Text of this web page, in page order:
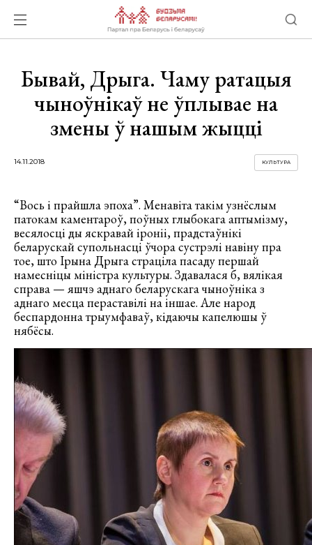
Бывай, Дрыга. Чаму ратацыя
чыноўнікаў не ўплывае на
змены ў нашым жыцці
14.11.2018 КУЛЬТУРА
“Вось і прайшла эпоха”. Менавіта такім узнёслым
патокам каментароў, поўных глыбокага аптымізму,
весялосці ды яскравай іроніі, прадстаўнікі
беларускай супольнасці ўчора сустрэлі навіну пра
тое, што Ірына Дрыга страціла пасаду першай
намесніцы міністра культуры. Здавалася б, вялікая
справа — яшчэ аднаго беларускага чыноўніка з
аднаго месца пераставілі на іншае. Але народ
беспардонна трыумфаваў, кідаючы капелюшы ў
нябёсы.